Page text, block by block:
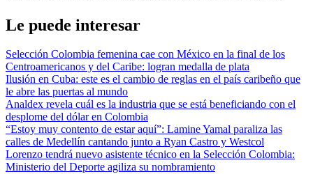
Le puede interesar
Selección Colombia femenina cae con México en la final de los
Centroamericanos y del Caribe: logran medalla de plata
Ilusión en Cuba: este es el cambio de reglas en el país caribeño que
le abre las puertas al mundo
Analdex revela cuál es la industria que se está beneficiando con el
desplome del dólar en Colombia
“Estoy muy contento de estar aquí”: Lamine Yamal paraliza las
calles de Medellín cantando junto a Ryan Castro y Westcol
Lorenzo tendrá nuevo asistente técnico en la Selección Colombia:
Ministerio del Deporte agiliza su nombramiento